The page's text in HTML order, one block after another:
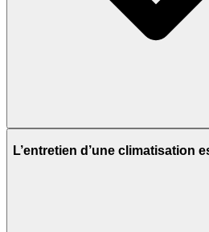
L’entretien d’une climatisation